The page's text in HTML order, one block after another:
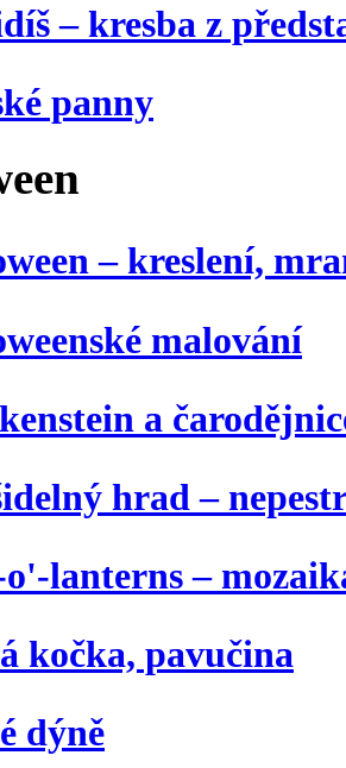
– kresba z
panny
– kreslení,
malování
a
hrad –
lanterns –
kočka, pavučina
dýně